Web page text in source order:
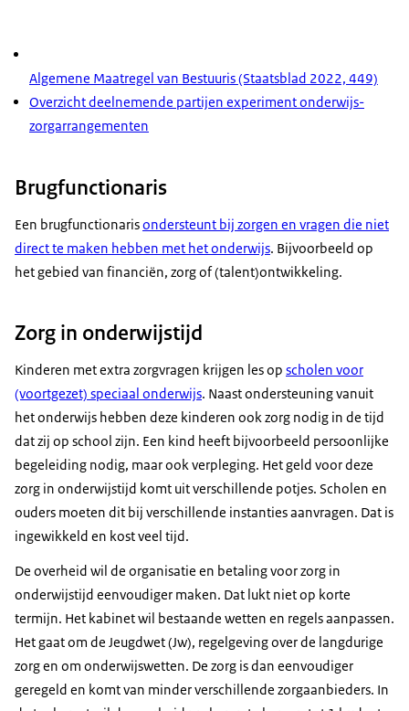
Algemene Maatregel van Bestuuris (Staatsblad 2022, 449)
Overzicht deelnemende partijen experiment onderwijs-
zorgarrangementen
Brugfunctionaris
Een brugfunctionarisondersteunt bij zorgen en vragen die niet
direct te maken hebben met het onderwijs. Bijvoorbeeld op
het gebied van financiën, zorg of (talent)ontwikkeling.
Zorg in onderwijstijd
Kinderen met extra zorgvragen krijgen les op scholen voor
(voortgezet) speciaal onderwijs. Naast ondersteuning vanuit
het onderwijs hebben deze kinderen ook zorg nodig in de tijd
dat zij op school zijn. Een kind heeft bijvoorbeeld persoonlijke
begeleiding nodig, maar ook verpleging. Het geld voor deze
zorg in onderwijstijd komt uit verschillende potjes. Scholen en
ouders moeten dit bij verschillende instanties aanvragen. Dat is
ingewikkeld en kost veel tijd.
De overheid wil de organisatie en betaling voor zorg in
onderwijstijd eenvoudiger maken. Dat lukt niet op korte
termijn. Het kabinet wil bestaande wetten en regels aanpassen.
Het gaat om de Jeugdwet (Jw), regelgeving over de langdurige
zorg en om onderwijswetten. De zorg is dan eenvoudiger
geregeld en komt van minder verschillende zorgaanbieders. In